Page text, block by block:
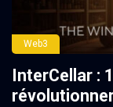
Web3
InterCellar :